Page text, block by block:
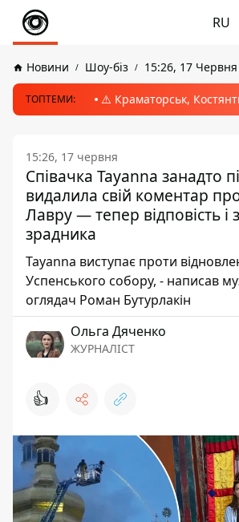
RU
Новини Шоу-біз 15:26, 17
ТОПТЕМИ: ⚠️ Краматорськ,
15:26, 17 червня
Співачка Tayanna занадто
видалила свій коментар
Лавру — тепер відповість і
зрадника
Tayanna виступає проти
Успенського собору, - написав
оглядач Роман Бутурлакін
Ольга Дяченко
ЖУРНАЛІСТ
👍